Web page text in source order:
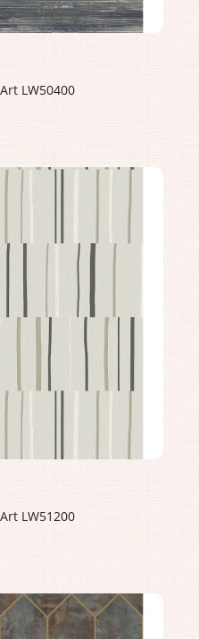
LW50400
LW51200